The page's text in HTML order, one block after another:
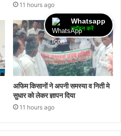
11 hours ago
अफिम किसानों ने अपनी समस्या व निती मे
सुधार को लेकर ज्ञापन दिया
11 hours ago
Whatsapp
ज्वॉइन करें